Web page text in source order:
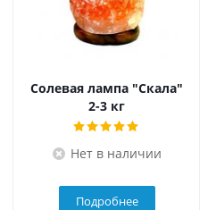
Солевая лампа "Скала"
2-3 кг
Нет в наличии
Подробнее